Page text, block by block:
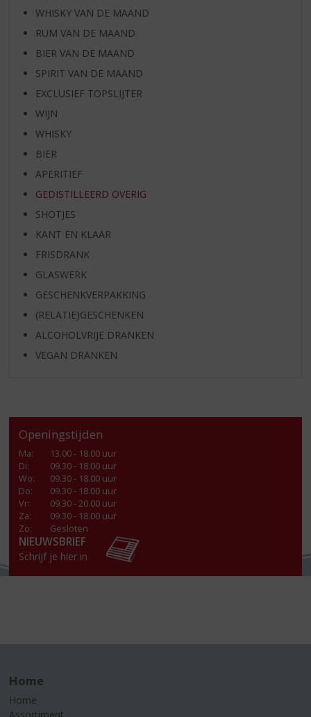
WHISKY VAN DE MAAND
RUM VAN DE MAAND
BIER VAN DE MAAND
SPIRIT VAN DE MAAND
EXCLUSIEF TOPSLIJTER
WIJN
WHISKY
BIER
APERITIEF
GEDISTILLEERD OVERIG
SHOTJES
KANT EN KLAAR
FRISDRANK
GLASWERK
GESCHENKVERPAKKING
(RELATIE)GESCHENKEN
ALCOHOLVRIJE DRANKEN
VEGAN DRANKEN
Openingstijden
Ma:
13.00 - 18.00 uur
Di:
09.30 - 18.00 uur
Wo:
09.30 - 18.00 uur
Do:
09.30 - 18.00 uur
Vr:
09.30 - 20.00 uur
Za:
09.30 - 18.00 uur
Zo:
Gesloten
NIEUWSBRIEF
Schrijf je hier in
Home
Home